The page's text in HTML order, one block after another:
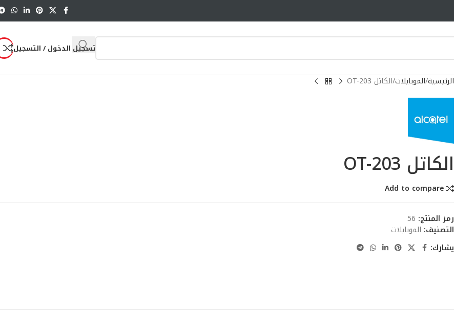
تسجيل الدخول / التسجيل
الرئيسية الموبايلات الكاتل OT-203
الكاتل OT-203
Add to compare
رمز المنتج: 56
التصنيف: الموبايلات
يشارك: